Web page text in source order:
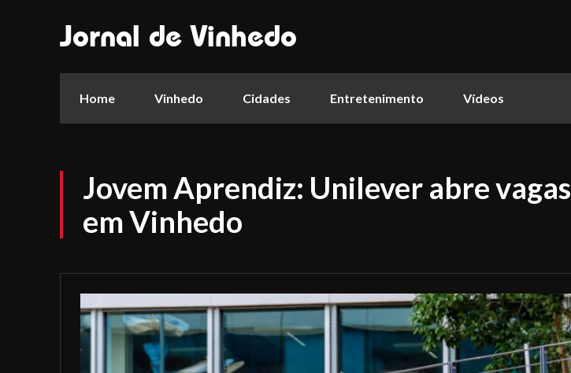
Jornal de Vinhedo
Home Vinhedo Cidades Entretenimento Vídeos
Jovem Aprendiz: Unilever abre vagas
em Vinhedo